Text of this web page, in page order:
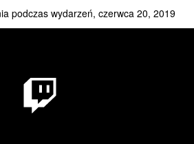
podczas wydarzeń, czerwca 20, 2019